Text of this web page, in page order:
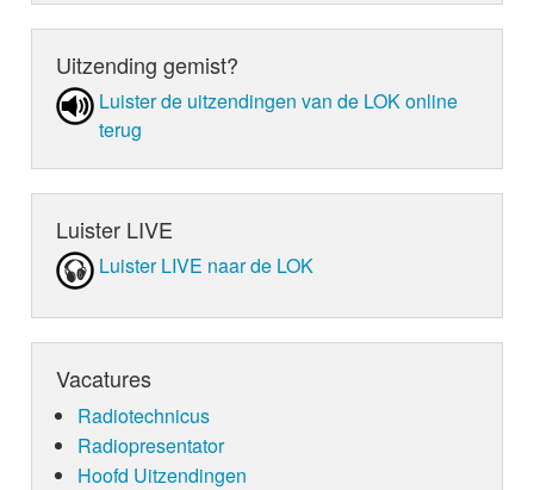
Uitzending gemist?
Luister de uit­zen­din­gen van de LOK online
terug
Luister LIVE
Luister LIVE naar de LOK
Vacatures
Radiotechnicus
Radiopresentator
Hoofd Uitzendingen